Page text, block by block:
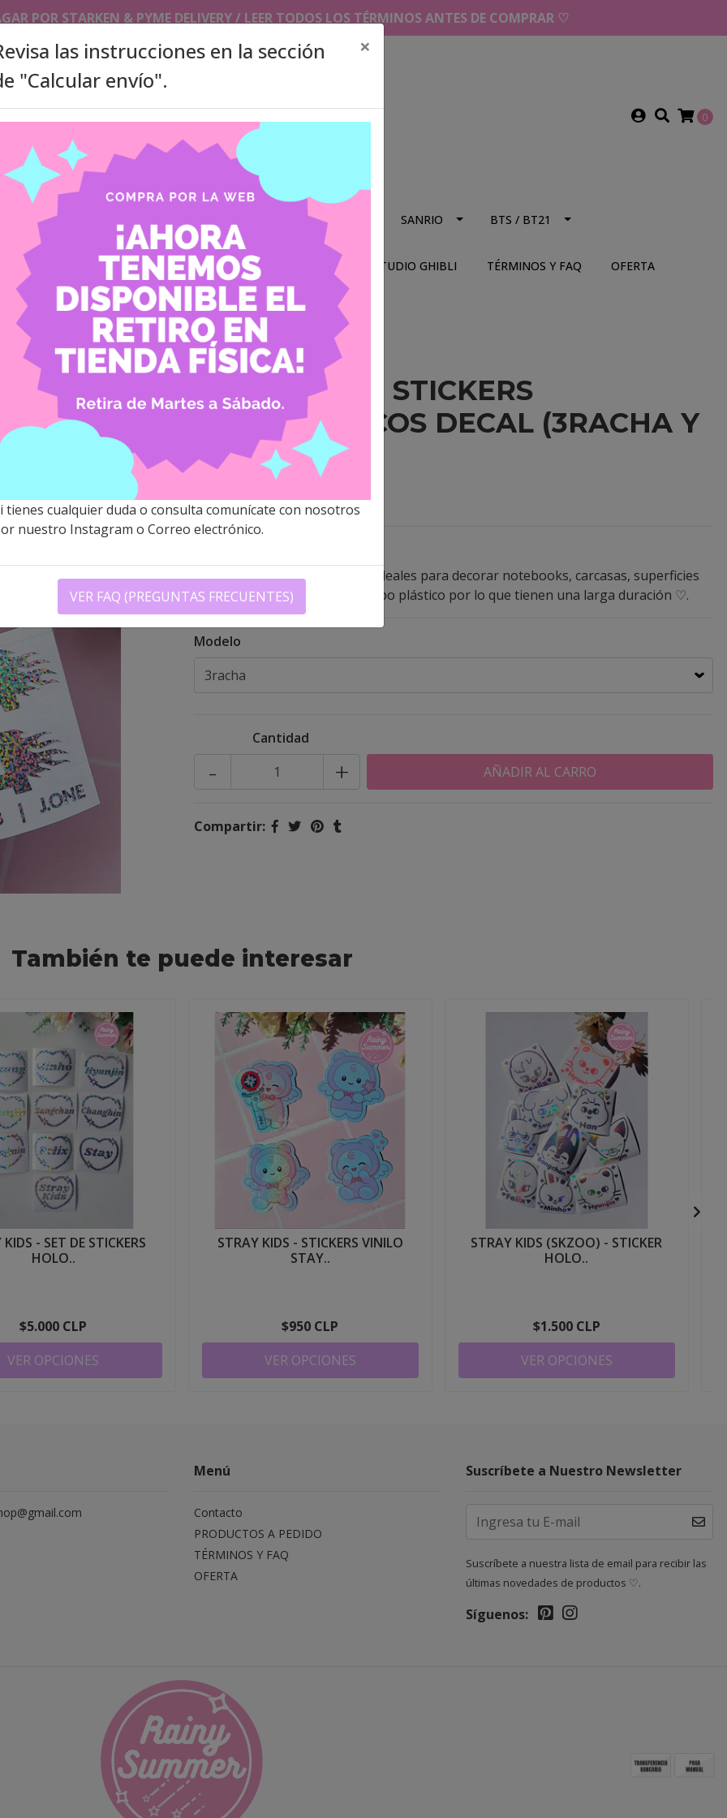
POR STARKEN & PYME DELIVERY / LEER TODOS LOS TÉRMINOS ANTES DE COMPRAR ♡
0
SLEEVES/TOPLOADERS PHOTOCARDS HOLDER/ KEYCHAINS SANRIO BTS / BT21
ITA BAGS ACCESORIOS PRODUCTOS A PEDIDO STUDIO GHIBLI TÉRMINOS Y FAQ OFERTA
STRAY KIDS - STICKERS
HOLOGRÁFICOS DECAL (3RACHA Y
STAY)
$1.500 CLP
Los stickers holográficos son ideales para decorar notebooks, carcasas, superficies
externas. Son de un material tipo plástico por lo que tienen una larga duración ♡.
Modelo
Cantidad
+
-
Compartir:
También te puede interesar
- SET DE STICKERS
HOLO..
$5.000 CLP
VER OPCIONES
STRAY KIDS - STICKERS VINILO
STAY..
$950 CLP
VER OPCIONES
STRAY KIDS (SKZOO) - STICKER
HOLO..
$1.500 CLP
VER OPCIONES
Menú
Contacto
PRODUCTOS A PEDIDO
TÉRMINOS Y FAQ
OFERTA
Suscríbete a Nuestro Newsletter
Suscríbete a nuestra lista de email para recibir las
últimas novedades de productos ♡.
Síguenos:
las instrucciones en la sección
"Calcular envío".
×
tienes cualquier duda o consulta comunícate con nosotros
nuestro Instagram o Correo electrónico.
VER FAQ (PREGUNTAS FRECUENTES)